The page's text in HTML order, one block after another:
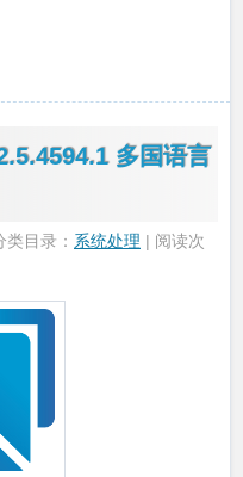
多国语言
目录： 系统处理 | 阅读次